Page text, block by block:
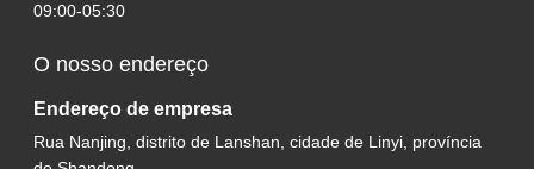
09:00-05:30
O nosso endereço
Endereço de empresa
Rua Nanjing, distrito de Lanshan, cidade de Linyi, província